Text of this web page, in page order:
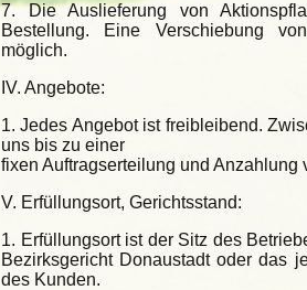
7. Die Auslieferung von
Bestellung. Eine Verschiebung
möglich.
IV. Angebote:
1. Jedes Angebot ist freibleibend.
uns bis zu einer
fixen Auftragserteilung und Anzahlung
V. Erfüllungsort, Gerichtsstand:
1. Erfüllungsort ist der Sitz des
Bezirksgericht Donaustadt oder das
des Kunden.